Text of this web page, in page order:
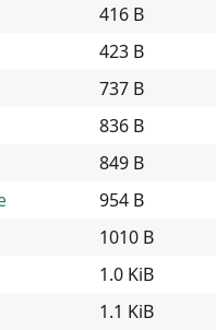
416 B
423 B
737 B
836 B
849 B
954 B
1010 B
1.0 KiB
1.1 KiB